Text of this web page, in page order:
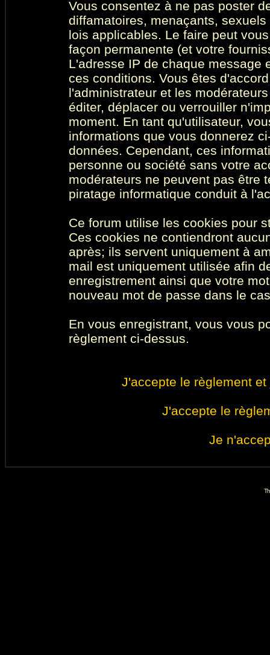
Vous consentez à ne pas poster
diffamatoires, menaçants,
lois applicables. Le faire peut
façon permanente (et votre
L'adresse IP de chaque message
ces conditions. Vous êtes
l'administrateur et les
éditer, déplacer ou verrouiller
moment. En tant qu'utilisateur,
informations que vous donnerez
données. Cependant, ces
personne ou société sans votre
modérateurs ne peuvent pas être
piratage informatique conduit à
Ce forum utilise les cookies pour
Ces cookies ne contiendront
après; ils servent uniquement à
mail est uniquement utilisée afin
enregistrement ainsi que votre
nouveau mot de passe dans le
En vous enregistrant, vous vous
règlement ci-dessus.
J'accepte le règlement
J'accepte le
Je